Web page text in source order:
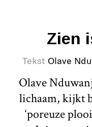
Zien
Tekst Olave
Olave
lichaam, kijkt
‘poreuze